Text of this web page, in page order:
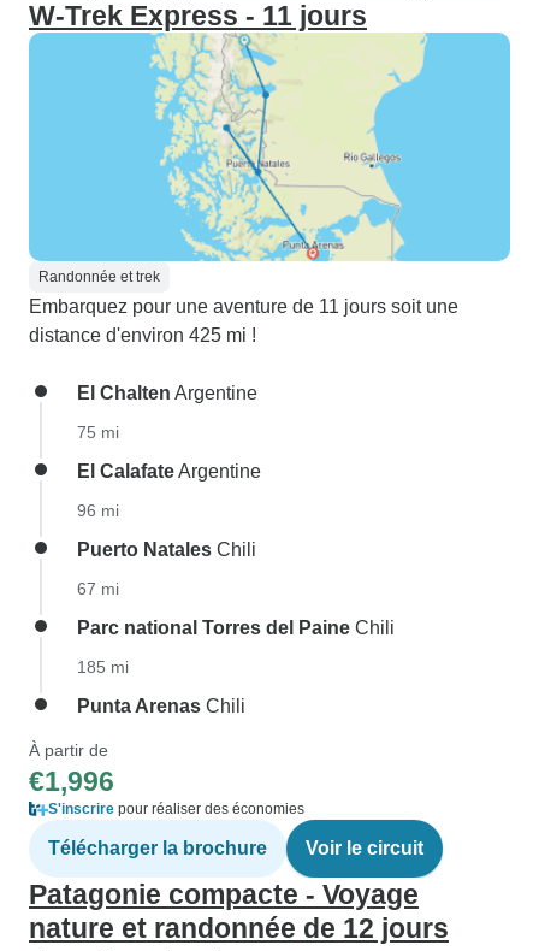
W-Trek Express - 11 jours
Randonnée et trek
Embarquez pour une aventure de 11 jours soit une
distance d'environ 425 mi !
El Chalten Argentine
75 mi
El CalafateArgentine
96 mi
Puerto Natales Chili
67 mi
Parc national Torres del Paine Chili
185 mi
Punta Arenas Chili
À partir de
€1,996
S'inscrire pour réaliser des économies
Télécharger la brochure Voir le circuit
Patagonie compacte - Voyage
nature et randonnée de 12 jours